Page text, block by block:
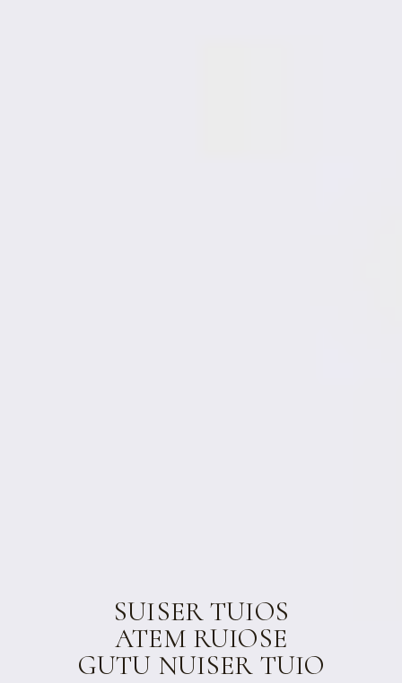
SUISER TUIOS
ATEM RUIOSE
GUTU NUISER TUIO